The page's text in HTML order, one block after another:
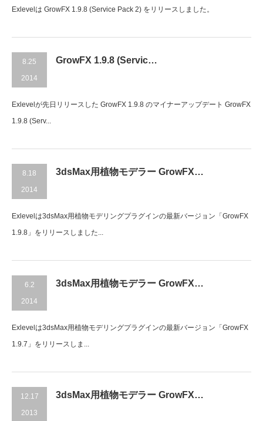
Exlevelは GrowFX 1.9.8 (Service Pack 2) をリリースしました。
8.25
2014
GrowFX 1.9.8 (Servic…
Exlevelが先日リリースした GrowFX 1.9.8 のマイナーアップデート GrowFX
1.9.8 (Serv...
8.18
2014
3dsMax用植物モデラー GrowFX…
Exlevelは3dsMax用植物モデリングプラグインの最新バージョン「GrowFX
1.9.8」をリリースしました...
6.2
2014
3dsMax用植物モデラー GrowFX…
Exlevelは3dsMax用植物モデリングプラグインの最新バージョン「GrowFX
1.9.7」をリリースしま...
12.17
2013
3dsMax用植物モデラー GrowFX…